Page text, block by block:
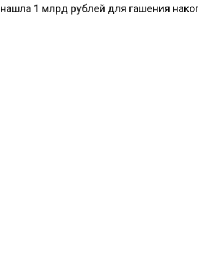
нашла 1 млрд рублей для гашения